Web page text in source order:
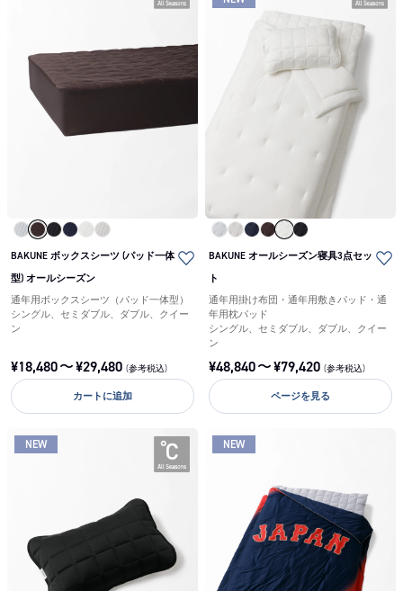
BAKUNE ボックスシーツ (パッド一体
型) オールシーズン
通年用ボックスシーツ（パッド一体型）
シングル、セミダブル、ダブル、クイー
ン
¥18,480〜¥29,480 (参考税込)
カートに追加
BAKUNE オールシーズン寝具3点セッ
ト
通年用掛け布団・通年用敷きパッド・通
年用枕パッド
シングル、セミダブル、ダブル、クイー
ン
¥48,840〜¥79,420 (参考税込)
ページを見る
NEW NEW